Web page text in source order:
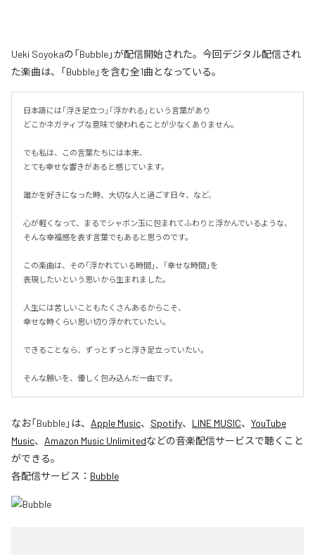
Ueki Soyokaの「Bubble」が配信開始された。今回デジタル配信され
た楽曲は、「Bubble」を含む全1曲となっている。
日本語には「浮き足立つ」「浮かれる」という言葉があり
どこかネガティブな意味で使われることが少なくありません。
でも私は、この言葉たちには本来、
とても幸せな響きがあると感じています。
誰かを好きになった時、大切な人と過ごす日々、など、
心が軽くなって、まるでシャボン玉に包まれてふわりと浮かんでいるような、
そんな幸福感を表す言葉でもあると思うのです。
この楽曲は、その「浮かれている時間」、「幸せな時間」を
表現したいという思いから生まれました。
人生には苦しいこともたくさんあるからこそ、
幸せな時くらい思い切り浮かれていたい。
できることなら、ずっとずっと浮き足立っていたい。
そんな願いを、優しく包み込んだ一曲です。
なお「Bubble」は、 Apple Music、 Spotify、 LINE MUSIC、 YouTube
Music、 Amazon Music Unlimitedなどの音楽配信サービスで聴くこと
ができる。
各配信サービス： Bubble